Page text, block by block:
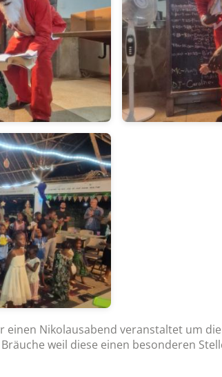
einen Nikolausabend veranstaltet um
weil diese einen besonderen